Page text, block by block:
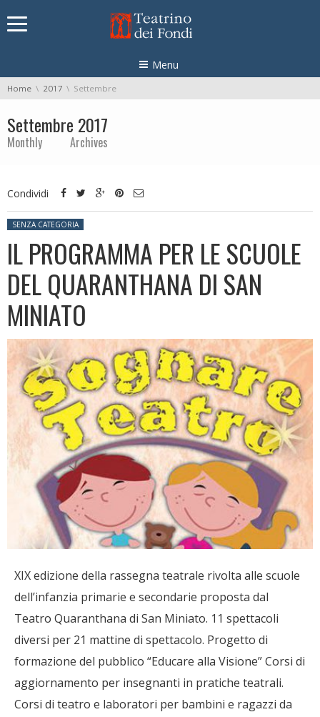
Menu
You are here:
Home 2017 Settembre
Settembre 2017
Monthly Archives
Condividi
Posted in:
SENZA CATEGORIA
IL PROGRAMMA PER LE SCUOLE
DEL QUARANTHANA DI SAN
MINIATO
XIX edizione della rassegna teatrale rivolta alle scuole
dell’infanzia primarie e secondarie proposta dal
Teatro Quaranthana di San Miniato. 11 spettacoli
diversi per 21 mattine di spettacolo. Progetto di
formazione del pubblico “Educare alla Visione” Corsi di
aggiornamento per insegnanti in pratiche teatrali.
Corsi di teatro e laboratori per bambini e ragazzi da